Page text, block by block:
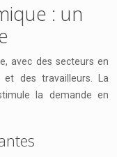
: un
avec des secteurs en
des travailleurs. La
la demande en